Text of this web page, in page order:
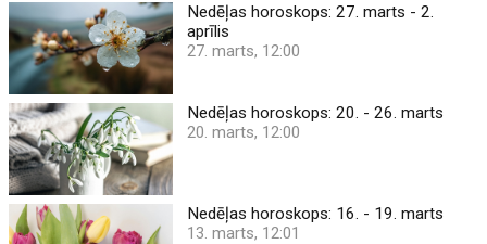
Nedēļas horoskops: 27. marts - 2.
aprīlis
27. marts, 12:00
Nedēļas horoskops: 20. - 26. marts
20. marts, 12:00
Nedēļas horoskops: 16. - 19. marts
13. marts, 12:01